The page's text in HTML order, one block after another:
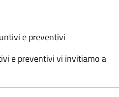
e preventivi
e preventivi vi invitiamo a